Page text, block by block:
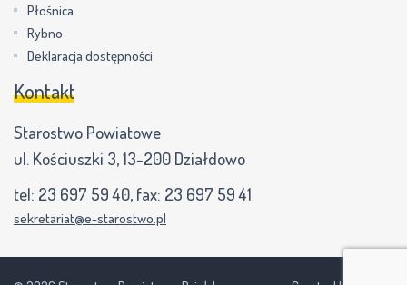
Płośnica
Rybno
Deklaracja dostępności
Kontakt
Starostwo Powiatowe
ul. Kościuszki 3, 13-200 Działdowo
tel: 23 697 59 40, fax: 23 697 59 41
sekretariat@e-starostwo.pl